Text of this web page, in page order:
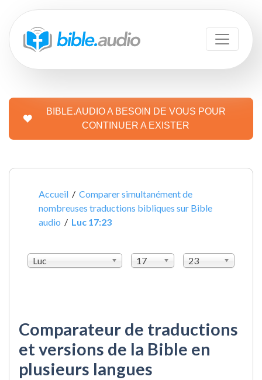
BIBLE.AUDIO A BESOIN DE VOUS POUR
CONTINUER A EXISTER
Accueil /Comparer simultanément de
nombreuses traductions bibliques sur Bible
audio / Luc 17:23
Luc 17 23
Comparateur de traductions
et versions de la Bible en
plusieurs langues